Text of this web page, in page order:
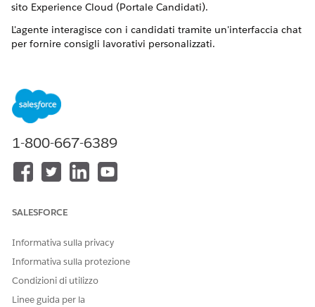
sito Experience Cloud (Portale Candidati).
L'agente interagisce con i candidati tramite un'interfaccia chat
per fornire consigli lavorativi personalizzati.
Agenteforce
Employee Agent, che consente la configurazione e la
distribuzione in Salesforce.
archiviati negli oggetti Salesforce (ad esempio Formazione
della persona, Impiego della persona e Competenza della
persona) per personalizzare i consigli. Mantenere un
suggerimenti pertinenti.
Einstein configurato (Generazione aumentata recupero)
per trovare i record Distacco di reclutamento
corrispondenti in base al profilo e alle query del
candidato.
Flussi e azioni
1-800-667-6389
SALESFORCE
Informativa sulla privacy
Informativa sulla protezione
Condizioni di utilizzo
Linee guida per la